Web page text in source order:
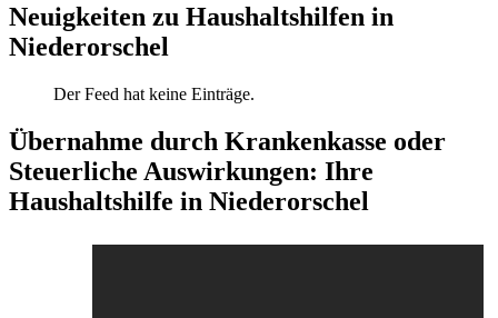
Neuigkeiten zu Haushaltshilfen in
Niederorschel
Der Feed hat keine Einträge.
Übernahme durch Krankenkasse oder
Steuerliche Auswirkungen: Ihre
Haushaltshilfe in Niederorschel